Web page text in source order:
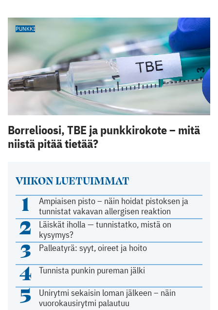
VIIKON LUETUIMMAT
1
Ampiaisen pisto – näin hoidat pistoksen ja
tunnistat vakavan allergisen reaktion
2
Läiskät iholla — tunnistatko, mistä on
kysymys?
3 Palleatyrä: syyt, oireet ja hoito
4 Tunnista punkin pureman jälki
5
Unirytmi sekaisin loman jälkeen – näin
vuorokausirytmi palautuu
PUNKKI
Borrelioosi, TBE ja punkkirokote – mitä
niistä pitää tietää?